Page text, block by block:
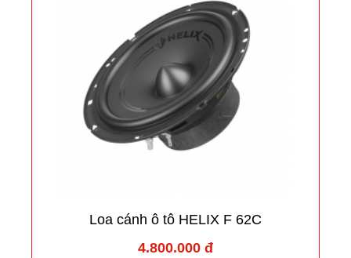
Loa cánh ô tô HELIX F 62C
4.800.000 đ